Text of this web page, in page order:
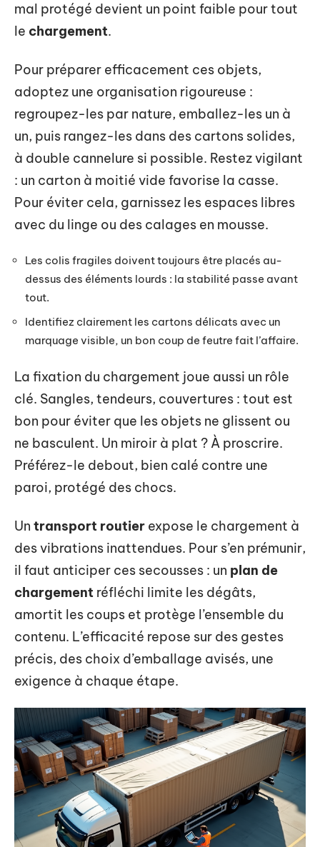
mal protégé devient un point faible pour tout
le chargement.
Pour préparer efficacement ces objets,
adoptez une organisation rigoureuse :
regroupez-les par nature, emballez-les un à
un, puis rangez-les dans des cartons solides,
à double cannelure si possible. Restez vigilant
: un carton à moitié vide favorise la casse.
Pour éviter cela, garnissez les espaces libres
avec du linge ou des calages en mousse.
Les colis fragiles doivent toujours être placés au-
dessus des éléments lourds : la stabilité passe avant
tout.
Identifiez clairement les cartons délicats avec un
marquage visible, un bon coup de feutre fait l’affaire.
La fixation du chargement joue aussi un rôle
clé. Sangles, tendeurs, couvertures : tout est
bon pour éviter que les objets ne glissent ou
ne basculent. Un miroir à plat ? À proscrire.
Préférez-le debout, bien calé contre une
paroi, protégé des chocs.
Un transport routier expose le chargement à
des vibrations inattendues. Pour s’en prémunir,
il faut anticiper ces secousses : un plan de
chargement réfléchi limite les dégâts,
amortit les coups et protège l’ensemble du
contenu. L’efficacité repose sur des gestes
précis, des choix d’emballage avisés, une
exigence à chaque étape.